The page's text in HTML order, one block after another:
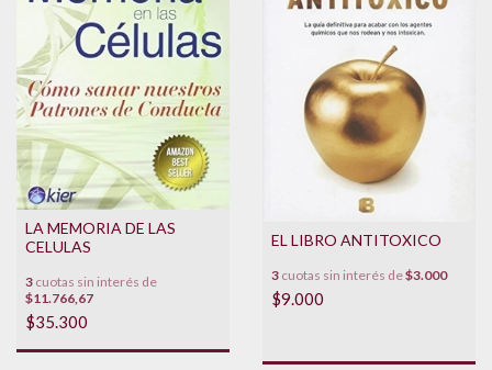
LA MEMORIA DE LAS
CELULAS
3 cuotas sin interés de
$11.766,67
$35.300
EL LIBRO ANTITOXICO
3 cuotas sin interés de$3.000
$9.000